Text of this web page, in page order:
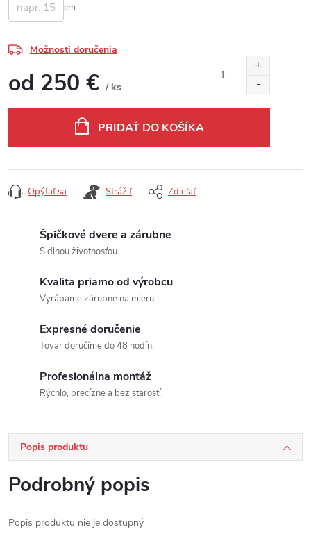
cm
Možnosti doručenia
od 250 € / ks
PRIDAŤ DO KOŠÍKA
Opýtať sa Strážiť Zdieľať
Špičkové dvere a zárubne
S dlhou životnosťou.
Kvalita priamo od výrobcu
Vyrábame zárubne na mieru.
Expresné doručenie
Tovar doručíme do 48 hodín.
Profesionálna montáž
Rýchlo, precízne a bez starostí.
Popis produktu
Podrobný popis
Popis produktu nie je dostupný